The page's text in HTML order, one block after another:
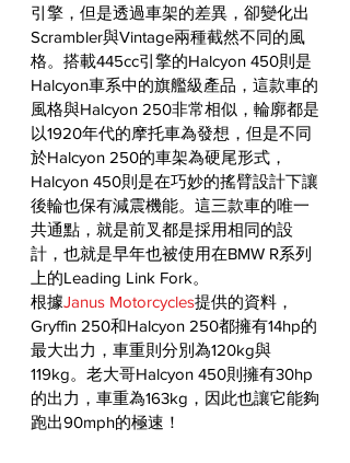
引擎，但是透過車架的差異，卻變化出
Scrambler與Vintage兩種截然不同的風
格。搭載445cc引擎的Halcyon 450則是
Halcyon車系中的旗艦級產品，這款車的
風格與Halcyon 250非常相似，輪廓都是
以1920年代的摩托車為發想，但是不同
於Halcyon 250的車架為硬尾形式，
Halcyon 450則是在巧妙的搖臂設計下讓
後輪也保有減震機能。這三款車的唯一
共通點，就是前叉都是採用相同的設
計，也就是早年也被使用在BMW R系列
上的Leading Link Fork。
根據Janus Motorcycles提供的資料，
Gryffin 250和Halcyon 250都擁有14hp的
最大出力，車重則分別為120kg與
119kg。老大哥Halcyon 450則擁有30hp
的出力，車重為163kg，因此也讓它能夠
跑出90mph的極速！